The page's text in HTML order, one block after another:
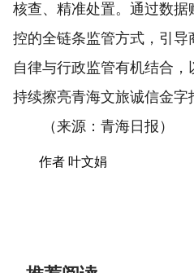
核查、精准处置。通过数
控的全链条监管方式，引
自律与行政监管有机结合，
持续擦亮青海文旅诚信金字
（来源：青海日报）
作者 叶文娟